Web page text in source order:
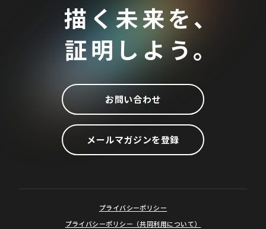
描く未来を、
証明しよう。
お問い合わせ
メールマガジンを登録
プライバシーポリシー
プライバシーポリシー（共同利用について）